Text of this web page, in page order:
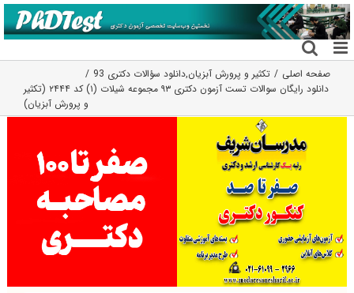
رفتن
به
محتوا
صفحه اصلی تکثیر و پرورش آبزیان,دانلود سؤالات دکتری 93
دانلود رایگان سوالات تست آزمون دکتری ۹۳ مجموعه شیلات (۱) کد ۲۴۴۴ (تکثیر
و پرورش آبزیان)